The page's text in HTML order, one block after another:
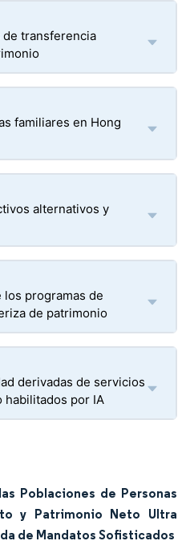
transferencia
familiares en Hong
alternativos y
programas de
de patrimonio
derivadas de servicios
habilitados por IA
Poblaciones de Personas
y Patrimonio Neto Ultra
de Mandatos Sofisticados